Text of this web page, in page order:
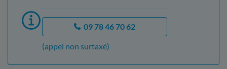
09 78 46 70 62
(appel non surtaxé)